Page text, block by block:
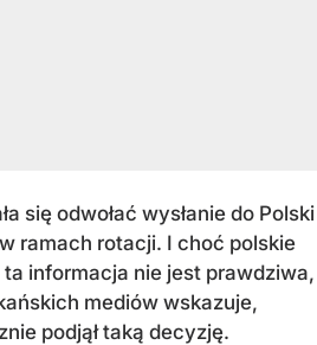
się odwołać wysłanie do Polski
ramach rotacji. I choć polskie
ta informacja nie jest prawdziwa,
mediów wskazuje,
podjął taką decyzję.